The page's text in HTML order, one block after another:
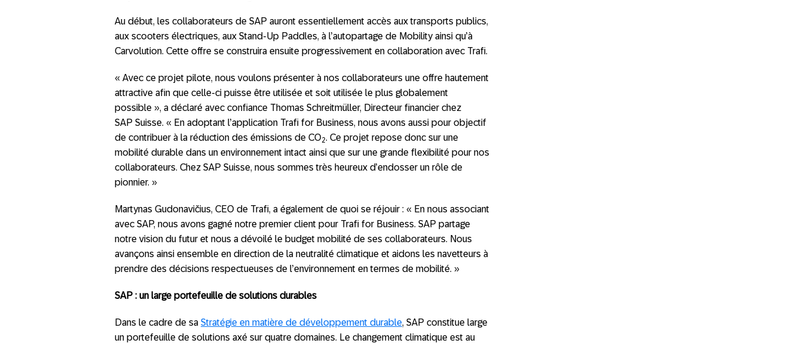
Au début, les collaborateurs de SAP auront essentiellement accès aux transports publics,
aux scooters électriques, aux Stand-Up Paddles, à l’autopartage de Mobility ainsi qu’à
Carvolution. Cette offre se construira ensuite progressivement en collaboration avec Trafi.
« Avec ce projet pilote, nous voulons présenter à nos collaborateurs une offre hautement
attractive afin que celle-ci puisse être utilisée et soit utilisée le plus globalement
possible », a déclaré avec confiance Thomas Schreitmüller, Directeur financier chez
SAP Suisse. « En adoptant l’application Trafi for Business, nous avons aussi pour objectif
de contribuer à la réduction des émissions de CO2. Ce projet repose donc sur une
mobilité durable dans un environnement intact ainsi que sur une grande flexibilité pour nos
collaborateurs. Chez SAP Suisse, nous sommes très heureux d’endosser un rôle de
pionnier. »
Martynas Gudonavičius, CEO de Trafi, a également de quoi se réjouir : « En nous associant
avec SAP, nous avons gagné notre premier client pour Trafi for Business. SAP partage
notre vision du futur et nous a dévoilé le budget mobilité de ses collaborateurs. Nous
avançons ainsi ensemble en direction de la neutralité climatique et aidons les navetteurs à
prendre des décisions respectueuses de l’environnement en termes de mobilité. »
SAP : un large portefeuille de solutions durables
Dans le cadre de sa Stratégie en matière de développement durable, SAP constitue large
un portefeuille de solutions axé sur quatre domaines. Le changement climatique est au